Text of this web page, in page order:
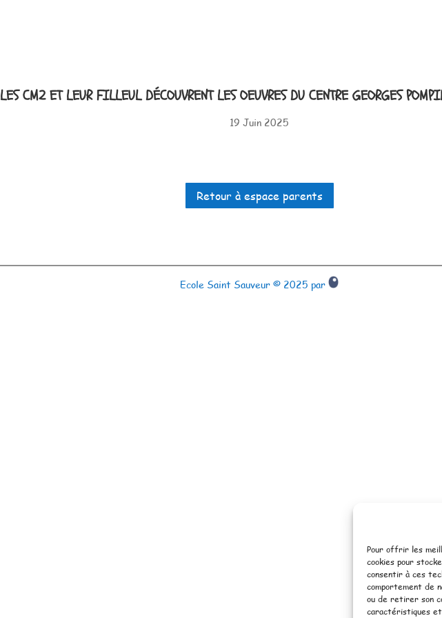
Pour offrir les
cookies pour
consentir à ces
comportement de
ou de retirer son
caractéristiques
LES CM2 ET LEUR FILLEUL DÉCOUVRENT LES OEUVRES DU CENTRE GEORGES
19 Juin 2025
Retour à espace parents
Ecole Saint Sauveur © 2025 par